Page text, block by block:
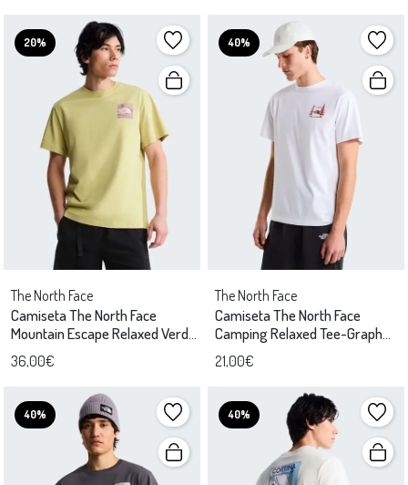
20%
The North Face
Camiseta The North Face
Mountain Escape Relaxed Verde
Hombre
36,00€
40%
The North Face
Camiseta The North Face
Camping Relaxed Tee-Graph
Blanco
21,00€
40% 40%